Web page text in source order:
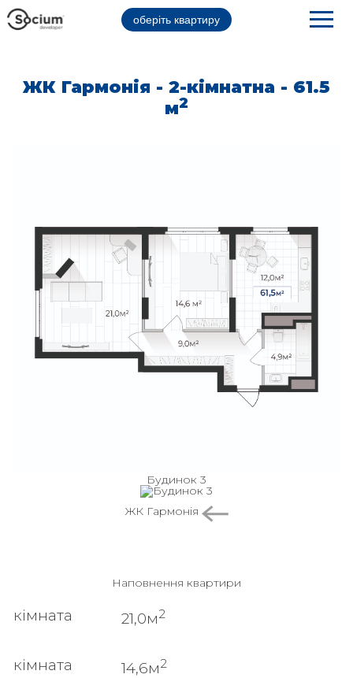
оберіть квартиру
ЖК Гармонія - 2-кімнатна - 61.5
м2
Будинок 3
ЖК Гармонія
Наповнення квартири
кімната 21,0м2
кімната 14,6м2